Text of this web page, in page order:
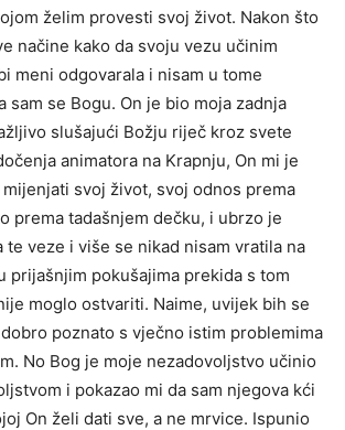
želim provesti svoj život. Nakon što
načine kako da svoju vezu učinim
meni odgovarala i nisam u tome
sam se Bogu. On je bio moja zadnja
slušajući Božju riječ kroz svete
animatora na Krapnju, On mi je
mijenjati svoj život, svoj odnos prema
prema tadašnjem dečku, i ubrzo je
te veze i više se nikad nisam vratila na
prijašnjim pokušajima prekida s tom
moglo ostvariti. Naime, uvijek bih se
poznato s vječno istim problemima
No Bog je moje nezadovoljstvo učinio
i pokazao mi da sam njegova kći
On želi dati sve, a ne mrvice. Ispunio